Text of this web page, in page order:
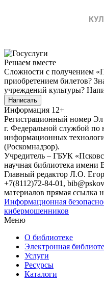
Решаем вместе
Сложности с получением
приобретением билетов?
учреждений культуры?
Написать
Информация 12+
Регистрационный номер
г. Федеральной службой по
информационных
(Роскомнадзор).
Учредитель – ГБУК
научная библиотека имени
Главный редактор Л.О.
+7(8112)72-84-01,
материалов прямая ссылка
Информационная
кибермошенников
Меню
О библиотеке
Электронная
Услуги
Ресурсы
Каталоги